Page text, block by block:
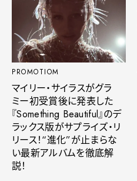
PROMOTIOM
マイリー・サイラスがグラ
ミー初受賞後に発表した
『Something Beautiful』のデ
ラックス版がサプライズ・リ
リース！“進化”が止まらな
い最新アルバムを徹底解
説！